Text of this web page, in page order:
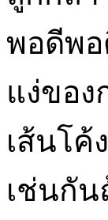
พอดีพ
แง่ของ
เส้นโ
เช่นกัน